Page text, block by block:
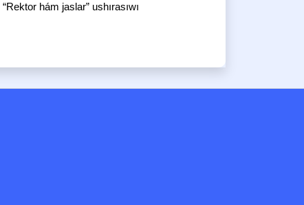
“Rektor hám jaslar” ushırasıwı